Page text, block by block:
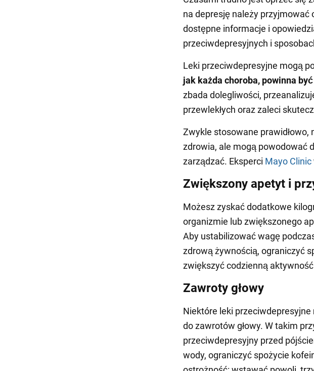
na depresję należy przyjmować
dostępne informacje i
przeciwdepresyjnych i
Leki przeciwdepresyjne mogą
jak każda choroba, powinna
zbada dolegliwości,
przewlekłych oraz zaleci
Zwykle stosowane prawidłowo,
zdrowia, ale mogą powodować
zarządzać. Eksperci Mayo Clinic
Zwiększony apetyt i
Możesz zyskać dodatkowe
organizmie lub zwiększonego
Aby ustabilizować wagę
zdrową żywnością, ograniczyć
zwiększyć codzienną
Zawroty głowy
Niektóre leki
do zawrotów głowy. W takim
przeciwdepresyjny przed
wody, ograniczyć spożycie